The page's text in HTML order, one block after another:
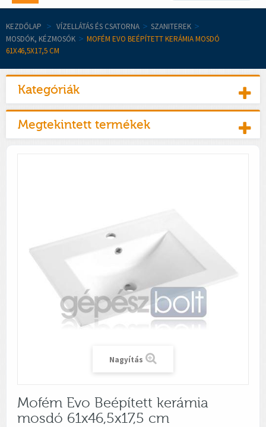
navigation
KEZDŐLAP > VÍZELLÁTÁS ÉS CSATORNA > SZANITEREK >
MOSDÓK, KÉZMOSÓK > MOFÉM EVO BEÉPÍTETT KERÁMIA MOSDÓ
61X46,5X17,5 CM
Kategóriák
Megtekintett termékek
Nagyítás
Mofém Evo Beépített kerámia
mosdó 61x46,5x17,5 cm